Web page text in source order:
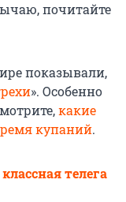
почитайте
показывали,
». Особенно
какие
купаний.
телега